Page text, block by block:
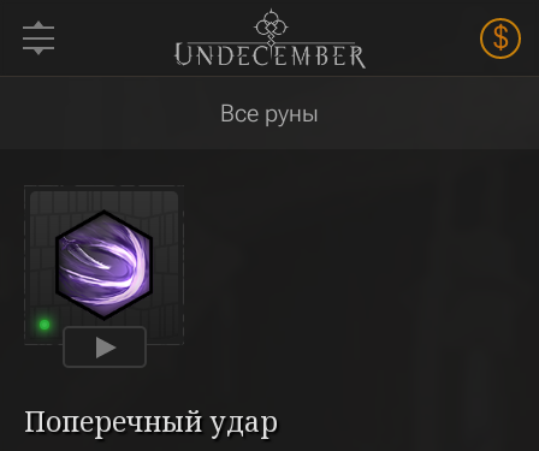
$
Все руны
Поперечный удар